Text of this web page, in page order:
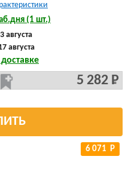
(1 шт.)
августа
августа
5 282 Р
6 071 Р